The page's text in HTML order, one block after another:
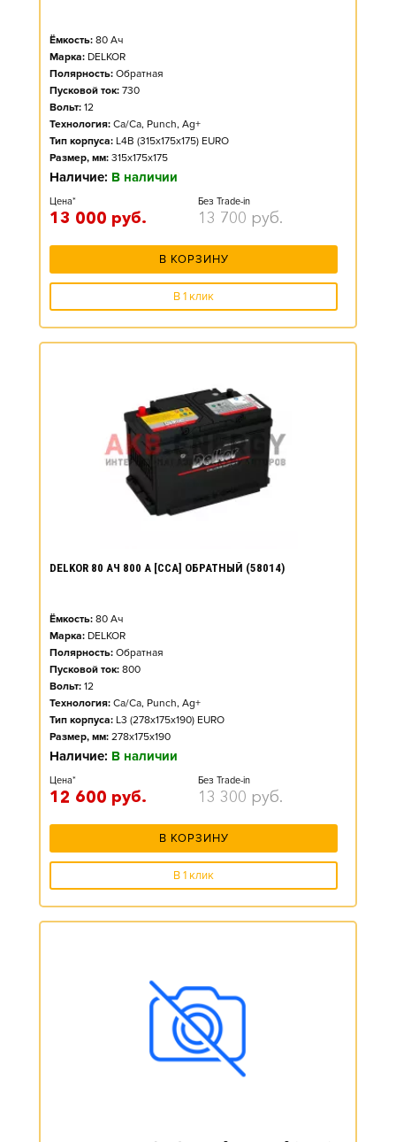
Ёмкость: 80 Ач
Марка: DELKOR
Полярность: Обратная
Пусковой ток: 730
Вольт: 12
Технология: Ca/Ca, Punch, Ag+
Тип корпуса: L4B (315x175x175) EURO
Размер, мм: 315x175x175
Наличие: В наличии
Цена*
13 000 руб.
Без Trade-in
13 700 руб.
В КОРЗИНУ
В 1 клик
DELKOR 80 АЧ 800 А [CCA] ОБРАТНЫЙ (58014)
Ёмкость: 80 Ач
Марка: DELKOR
Полярность: Обратная
Пусковой ток: 800
Вольт: 12
Технология: Ca/Ca, Punch, Ag+
Тип корпуса: L3 (278x175x190) EURO
Размер, мм: 278x175x190
Наличие: В наличии
Цена*
12 600 руб.
Без Trade-in
13 300 руб.
В КОРЗИНУ
В 1 клик